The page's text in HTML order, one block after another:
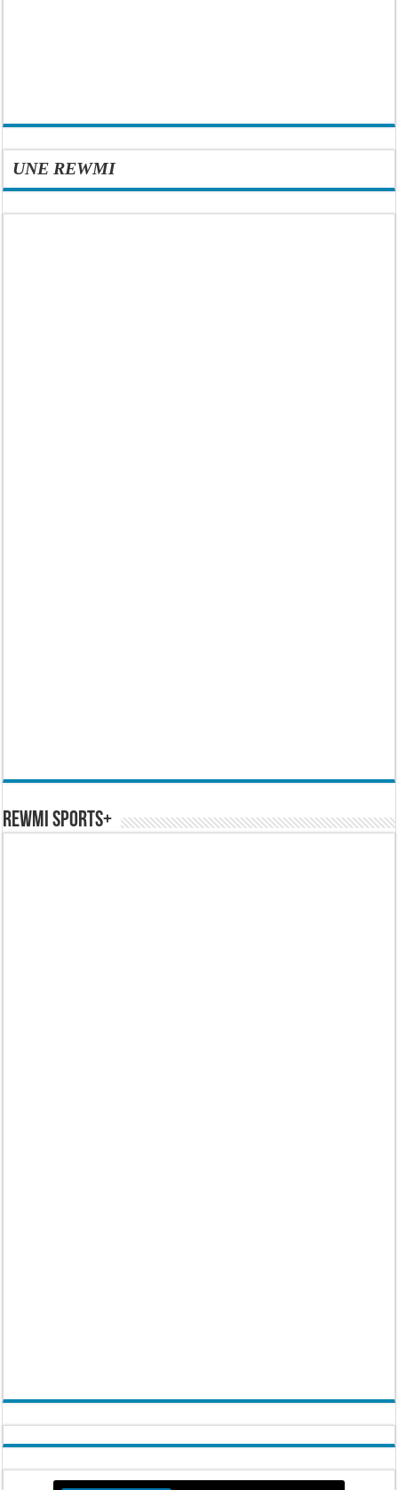
UNE REWMI
REWMI SPORTS+